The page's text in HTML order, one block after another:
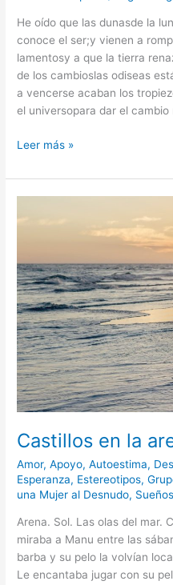
He oído que las dunasde la
conoce el ser;y vienen a
lamentosy a que la tierra
de los cambioslas odiseas
a vencerse acaban los
el universopara dar el
Leer más »
Castillos en la
Amor,Apoyo,Autoestima,
Esperanza, Estereotipos,
una Mujer al Desnudo, Sueños
Arena. Sol. Las olas del mar.
miraba a Manu entre las
barba y su pelo la volvían
Le encantaba jugar con su
en